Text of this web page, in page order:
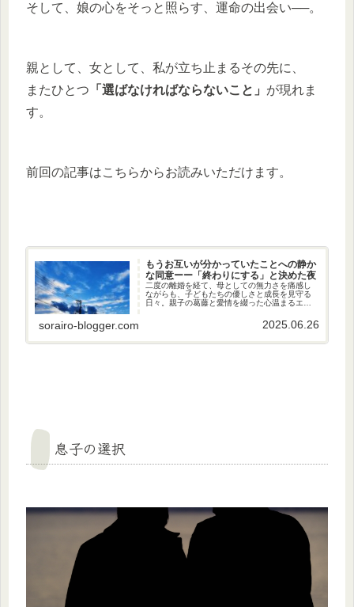
そして、娘の心をそっと照らす、運命の出会い──。
親として、女として、私が立ち止まるその先に、
またひとつ 「選ばなければならないこと」 が現れま
す。
前回の記事はこちらからお読みいただけます。
もうお互いが分かっていたことへの静か
な同意ーー「終わりにする」と決めた夜
二度の離婚を経て、母としての無力さを痛感し
ながらも、子どもたちの優しさと成長を見守る
日々。親子の葛藤と愛情を綴った心温まるエッ
sorairo-blogger.com 2025.06.26
息子の選択